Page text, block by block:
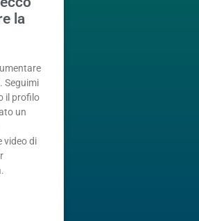
la
Seguimi
il profilo
un
video di